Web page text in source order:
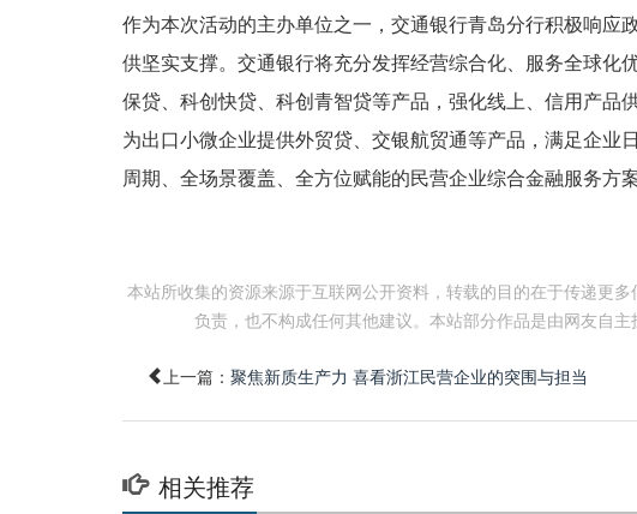
作为本次活动的主办单位之一，交通银行青岛分行积极响应
供坚实支撑。交通银行将充分发挥经营综合化、服务全球化
保贷、科创快贷、科创青智贷等产品，强化线上、信用产品
为出口小微企业提供外贸贷、交银航贸通等产品，满足企业
周期、全场景覆盖、全方位赋能的民营企业综合金融服务方
本站所收集的资源来源于互联网公开资料，转载的目的在于传递更
负责，也不构成任何其他建议。本站部分作品是由网友自
上一篇： 聚焦新质生产力 喜看浙江民营企业的突围与担当
相关推荐